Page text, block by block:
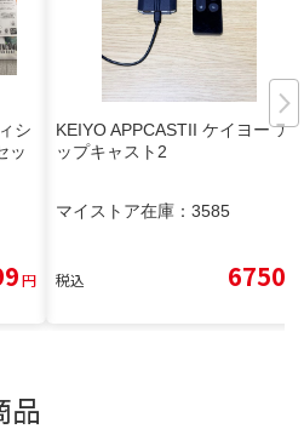
シ
ッ
円
KEIYO APPCASTII ケイヨー ア
ップキャスト2
マイストア在庫： 3585
税込 6750
品